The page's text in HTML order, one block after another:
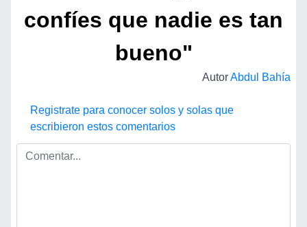
confíes que nadie es tan
bueno"
AutorAbdul Bahía
Registrate para conocer solos y solas que
escribieron estos comentarios